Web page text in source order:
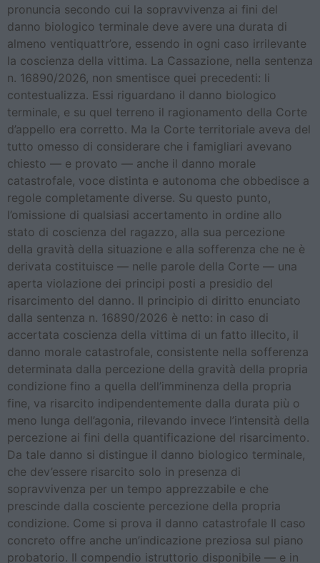
pronuncia secondo cui la sopravvivenza ai fini del
danno biologico terminale deve avere una durata di
almeno ventiquattr’ore, essendo in ogni caso irrilevante
la coscienza della vittima. La Cassazione, nella sentenza
n. 16890/2026, non smentisce quei precedenti: li
contestualizza. Essi riguardano il danno biologico
terminale, e su quel terreno il ragionamento della Corte
d’appello era corretto. Ma la Corte territoriale aveva del
tutto omesso di considerare che i famigliari avevano
chiesto — e provato — anche il danno morale
catastrofale, voce distinta e autonoma che obbedisce a
regole completamente diverse. Su questo punto,
l’omissione di qualsiasi accertamento in ordine allo
stato di coscienza del ragazzo, alla sua percezione
della gravità della situazione e alla sofferenza che ne è
derivata costituisce — nelle parole della Corte — una
aperta violazione dei principi posti a presidio del
risarcimento del danno. Il principio di diritto enunciato
dalla sentenza n. 16890/2026 è netto: in caso di
accertata coscienza della vittima di un fatto illecito, il
danno morale catastrofale, consistente nella sofferenza
determinata dalla percezione della gravità della propria
condizione fino a quella dell’imminenza della propria
fine, va risarcito indipendentemente dalla durata più o
meno lunga dell’agonia, rilevando invece l’intensità della
percezione ai fini della quantificazione del risarcimento.
Da tale danno si distingue il danno biologico terminale,
che dev’essere risarcito solo in presenza di
sopravvivenza per un tempo apprezzabile e che
prescinde dalla cosciente percezione della propria
condizione. Come si prova il danno catastrofale Il caso
concreto offre anche un’indicazione preziosa sul piano
probatorio. Il compendio istruttorio disponibile — e in